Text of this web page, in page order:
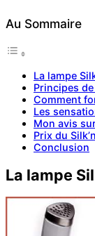
Au Sommaire
La lampe
Principes
Comment
Les
Mon avis
Prix du
Conclusion
La lampe